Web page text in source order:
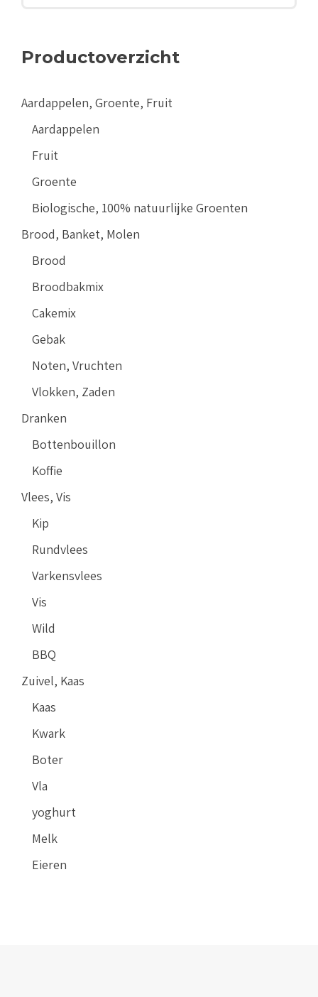
Productoverzicht
Aardappelen, Groente, Fruit
Aardappelen
Fruit
Groente
Biologische, 100% natuurlijke Groenten
Brood, Banket, Molen
Brood
Broodbakmix
Cakemix
Gebak
Noten, Vruchten
Vlokken, Zaden
Dranken
Bottenbouillon
Koffie
Vlees, Vis
Kip
Rundvlees
Varkensvlees
Vis
Wild
BBQ
Zuivel, Kaas
Kaas
Kwark
Boter
Vla
yoghurt
Melk
Eieren